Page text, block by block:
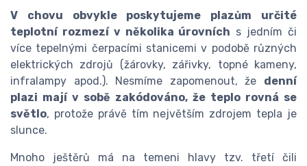
V chovu obvykle poskytujeme plazům určité
teplotní rozmezí v několika úrovních s jedním či
více tepelnými čerpacími stanicemi v podobě různých
elektrických zdrojů (žárovky, zářivky, topné kameny,
infralampy apod.). Nesmíme zapomenout, že denní
plazi mají v sobě zakódováno, že teplo rovná se
světlo, protože právě tím největším zdrojem tepla je
slunce.
Mnoho ještěrů má na temeni hlavy tzv. třetí čili